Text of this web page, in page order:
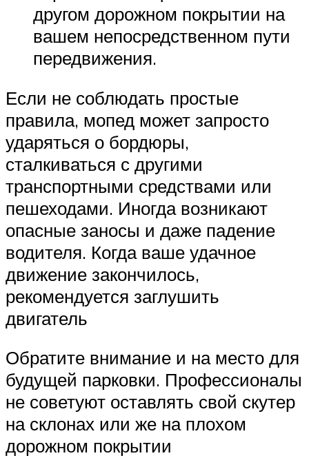
другом дорожном покрытии на
вашем непосредственном пути
передвижения.
Если не соблюдать простые
правила, мопед может запросто
ударяться о бордюры,
сталкиваться с другими
транспортными средствами или
пешеходами. Иногда возникают
опасные заносы и даже падение
водителя. Когда ваше удачное
движение закончилось,
рекомендуется заглушить
двигатель
Обратите внимание и на место для
будущей парковки. Профессионалы
не советуют оставлять свой скутер
на склонах или же на плохом
дорожном покрытии